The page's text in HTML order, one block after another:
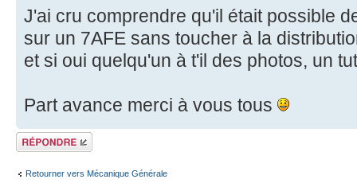
J'ai cru comprendre qu'il était possible
sur un 7AFE sans toucher à la
et si oui quelqu'un à t'il des photos, un
Part avance merci à vous tous
Écrire un
commentaire
Retourner vers Mécanique Générale